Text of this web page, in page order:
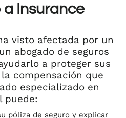
a Insurance
visto afectada por un
abogado de seguros
a proteger sus
compensación que
especializado en
puede:
póliza de seguro y explicar